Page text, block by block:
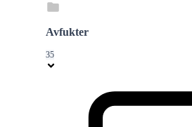
Avfukter
35